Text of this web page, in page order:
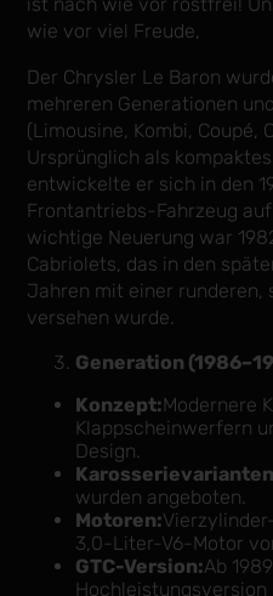
ist nach wie vor rostfrei!
wie vor viel Freude,
Der Chrysler Le Baron
mehreren Generationen
(Limousine, Kombi, Coupé,
Ursprünglich als
entwickelte er sich in den
Frontantriebs-Fahrzeug
wichtige Neuerung war
Cabriolets, das in den
Jahren mit einer runderen,
versehen wurde.
Generation
Konzept:Modernere
Klappscheinwerfern
Design.
wurden angeboten.
Motoren:
3,0-Liter-V6-Motor
GTC-Version:Ab
Hochleistungsversion